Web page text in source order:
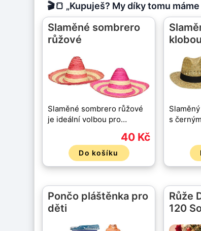
🎬🍞 „Kupuješ? My díky tomu
Slaměné sombrero
růžové
Slaměné sombrero růžové
je ideální volbou pro…
40 Kč
Do košíku
s
Pončo pláštěnka pro
děti
Růže
120